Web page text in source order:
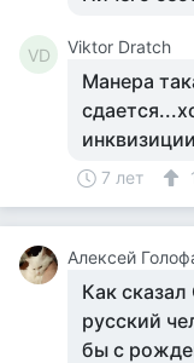
VD Viktor Dratch
Манера
7 лет
Алексей
Как
русский
бы с